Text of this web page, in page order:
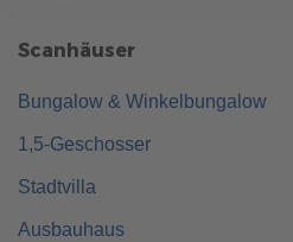
Scanhäuser
Bungalow & Winkelbungalow
1,5-Geschosser
Stadtvilla
Ausbauhaus